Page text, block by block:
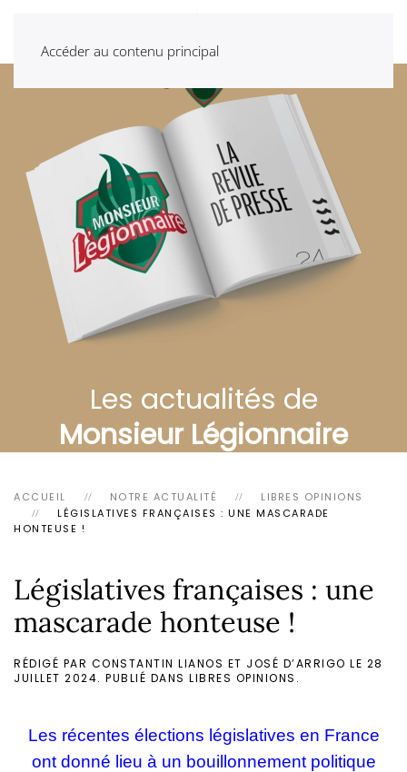
Accéder au contenu principal
Les actualités de
Monsieur Légionnaire
ACCUEIL NOTRE ACTUALITÉ
LIBRES OPINIONS
LÉGISLATIVES FRANÇAISES : UNE MASCARADE
HONTEUSE !
Législatives françaises : une
mascarade honteuse !
RÉDIGÉ PAR CONSTANTIN LIANOS ET JOSÉ D’ARRIGO LE 28
JUILLET 2024. PUBLIÉ DANS LIBRES OPINIONS .
Les récentes élections législatives en France
ont donné lieu à un bouillonnement politique